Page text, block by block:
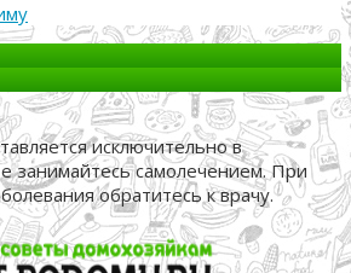
исключительно в
занимайтесь самолечением. При
обратитесь к врачу.